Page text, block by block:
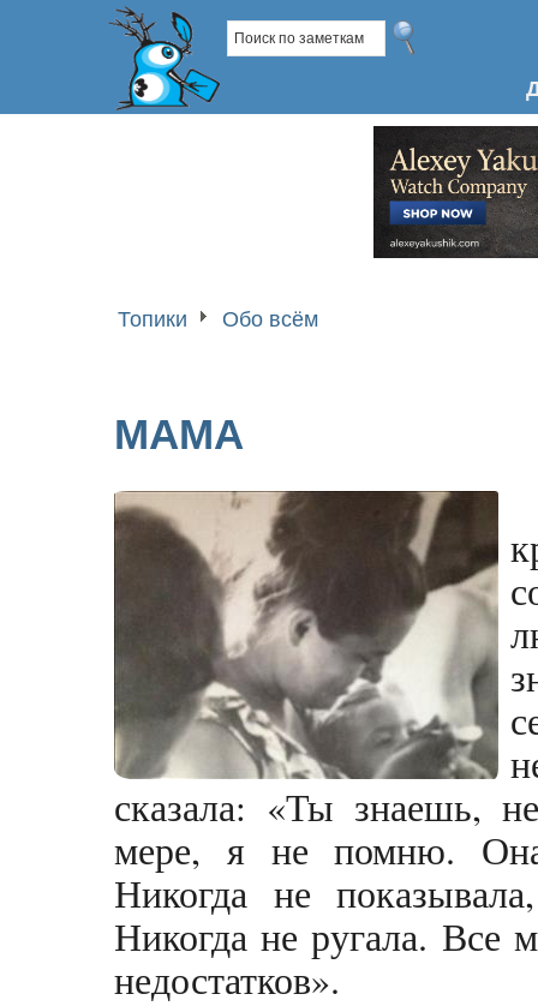
Топики Обо всём
МАМА
сказала: «Ты знаешь,
мере, я не помню.
Никогда не
Никогда не ругала. Все
недостатков».